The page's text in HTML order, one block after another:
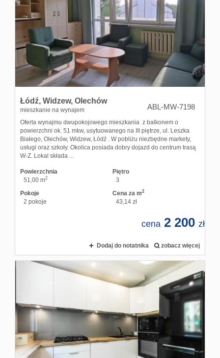
Łódź, Widzew, Olechów
mieszkanie na wynajem ABL-MW-7198
Oferta wynajmu dwupokojowego mieszkania z balkonem o
powierzchni ok. 51 mkw, usytuowanego na III piętrze, ul. Leszka
Białego, Olechów, Widzew, Łódź . W pobliżu niezbędne markety,
usługi oraz szkoły. Okolica posiada dobry dojazd do centrum trasą
W-Z. Lokal składa ...
Powierzchnia
51,00 m2
Piętro
3
Pokoje
2 pokoje
Cena za m2
43,14 zł
cena 2 200 zł
Dodaj do notatnika zobacz więcej